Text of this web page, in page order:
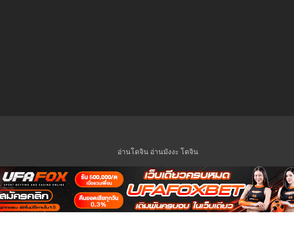
อ่านโดจิน อ่านมังงะ โดจิน
© 2023 Manga-Lc Inc. All rights reserved